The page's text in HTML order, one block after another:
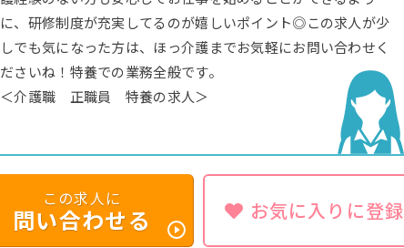
に、研修制度が充実してるのが嬉しいポイント◎この求人が少
しでも気になった方は、ほっ介護までお気軽にお問い合わせく
ださいね！特養での業務全般です。
＜介護職 正職員 特養の求人＞
この求人に
問い合わせる お気に入りに登録